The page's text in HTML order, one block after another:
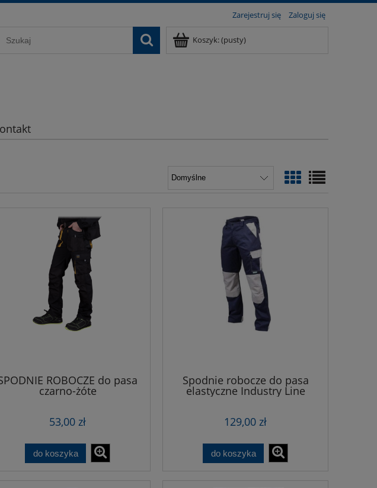
Zarejestruj się Zaloguj się
Koszyk:(pusty)
ROBOCZE do pasa
czarno-żóte
53,00 zł
do koszyka
Spodnie robocze do pasa
elastyczne Industry Line
129,00 zł
do koszyka